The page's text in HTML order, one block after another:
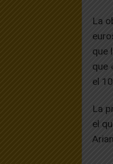
La
que
que
el
La
el